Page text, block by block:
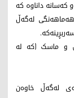
کەسانە داناوە کە
لەگەڵ
و ماسک (کە لە
لەگەڵ خاوەن